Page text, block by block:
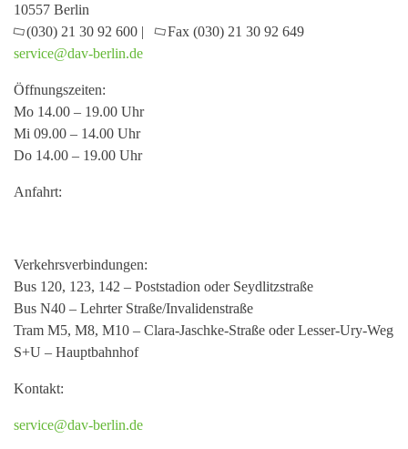
10557 Berlin
(030) 21 30 92 600 | Fax (030) 21 30 92 649
service@dav-berlin.de
Öffnungszeiten:
Mo 14.00 – 19.00 Uhr
Mi 09.00 – 14.00 Uhr
Do 14.00 – 19.00 Uhr
Anfahrt:
Verkehrsverbindungen:
Bus 120, 123, 142 – Poststadion oder Seydlitzstraße
Bus N40 – Lehrter Straße/Invalidenstraße
Tram M5, M8, M10 – Clara-Jaschke-Straße oder Lesser-Ury-Weg
S+U – Hauptbahnhof
Kontakt:
service@dav-berlin.de